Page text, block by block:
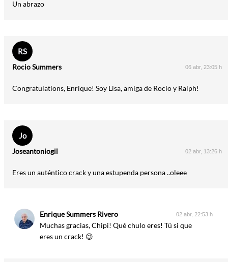
Un abrazo
RS
Rocio Summers 06 abr, 23:05 h
Congratulations, Enrique! Soy Lisa, amiga de Rocio y Ralph!
Jo
Joseantoniogil 02 abr, 13:26 h
Eres un auténtico crack y una estupenda persona ..oleee
Enrique Summers Rivero 02 abr, 22:53 h
Muchas gracias, Chipi! Qué chulo eres! Tú si que
eres un crack! 😉